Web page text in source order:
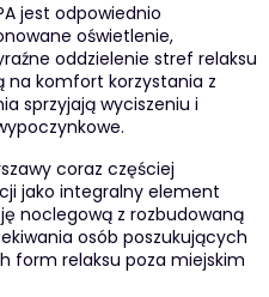
jest odpowiednio
oświetlenie,
oddzielenie stref relaksu
na komfort korzystania z
sprzyjają wyciszeniu i
coraz częściej
jako integralny element
noclegową z rozbudowaną
osób poszukujących
form relaksu poza miejskim